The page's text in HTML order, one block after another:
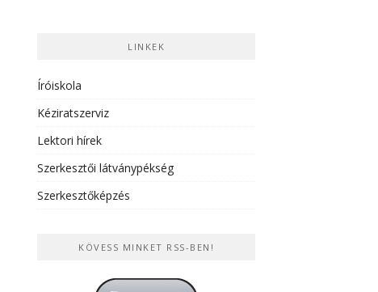
LINKEK
Íróiskola
Kéziratszerviz
Lektori hírek
Szerkesztői látványpékség
Szerkesztőképzés
KÖVESS MINKET RSS-BEN!